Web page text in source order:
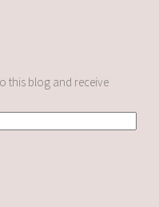
this blog and receive